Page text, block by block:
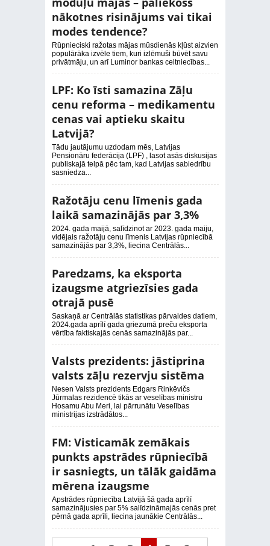
nākotnes risinājums vai tikai
modes tendence?
Rūpnieciski ražotas mājas mūsdienās kļūst aizvien
populārāka izvēle tiem, kuri izlēmuši būvēt savu
privātmāju, un arī Luminor bankas celtniecības...
LPF: Ko īsti samazina Zāļu
cenu reforma – medikamentu
cenas vai aptieku skaitu
Latvijā?
Tādu jautājumu uzdodam mēs, Latvijas
Pensionāru federācija (LPF) , lasot asās diskusijas
publiskajā telpā pēc tam, kad Latvijas sabiedrību
sasniedza...
Ražotāju cenu līmenis gada
laikā samazinājās par 3,3%
2024. gada maijā, salīdzinot ar 2023. gada maiju,
vidējais ražotāju cenu līmenis Latvijas rūpniecībā
samazinājās par 3,3%, liecina Centrālās...
Paredzams, ka eksporta
izaugsme atgriezīsies gada
otrajā pusē
Saskaņā ar Centrālās statistikas pārvaldes datiem,
2024.gada aprīlī gada griezumā preču eksporta
vērtība faktiskajās cenās samazinājās par...
Valsts prezidents: jāstiprina
valsts zāļu rezervju sistēma
Nesen Valsts prezidents Edgars Rinkēvičs
Jūrmalas rezidencē tikās ar veselības ministru
Hosamu Abu Meri, lai pārrunātu Veselības
ministrijas izstrādātos...
FM: Visticamāk zemākais
punkts apstrādes rūpniecībā
ir sasniegts, un tālāk gaidāma
mērena izaugsme
Apstrādes rūpniecība Latvijā šā gada aprīlī
samazinājusies par 5% salīdzināmajās cenās pret
pērnā gada aprīli, liecina jaunākie Centrālās...